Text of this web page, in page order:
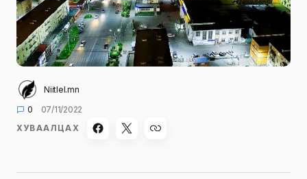
Niitlel.mn
0
07/11/2022
ХУВААЛЦАХ